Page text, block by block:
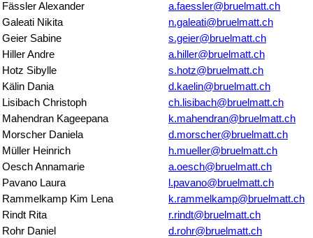
Fässler Alexander
a.faessler@bruelmatt.ch
Galeati Nikita
n.galeati@bruelmatt.ch
Geier Sabine
s.geier@bruelmatt.ch
Hiller Andre
a.hiller@bruelmatt.ch
Hotz Sibylle
s.hotz@bruelmatt.ch
Kälin Dania
d.kaelin@bruelmatt.ch
Lisibach Christoph
ch.lisibach@bruelmatt.ch
Mahendran Kageepana
k.mahendran@bruelmatt.ch
Morscher Daniela
d.morscher@bruelmatt.ch
Müller Heinrich
h.mueller@bruelmatt.ch
Oesch Annamarie
a.oesch@bruelmatt.ch
Pavano Laura
l.pavano@bruelmatt.ch
Rammelkamp Kim Lena
k.rammelkamp@bruelmatt.ch
Rindt Rita
r.rindt@bruelmatt.ch
Rohr Daniel
d.rohr@bruelmatt.ch